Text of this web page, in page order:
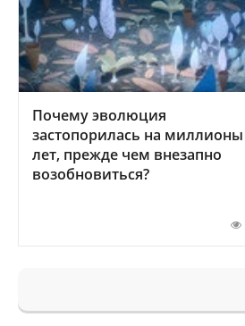
Почему эволюция
застопорилась на миллионы
лет, прежде чем внезапно
возобновиться?